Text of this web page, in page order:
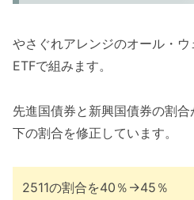
やさぐれアレンジのオール・
ETFで組みます。
先進国債券と新興国債券の割
下の割合を修正しています。
2511の割合を40％→45％